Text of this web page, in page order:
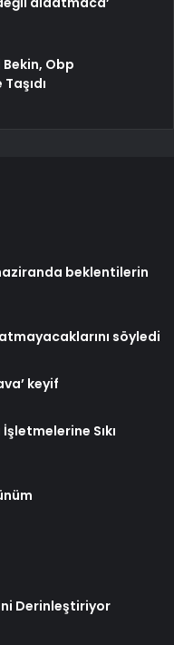
Obp
beklentilerin
söyledi
keyif
Sıkı
Derinleştiriyor